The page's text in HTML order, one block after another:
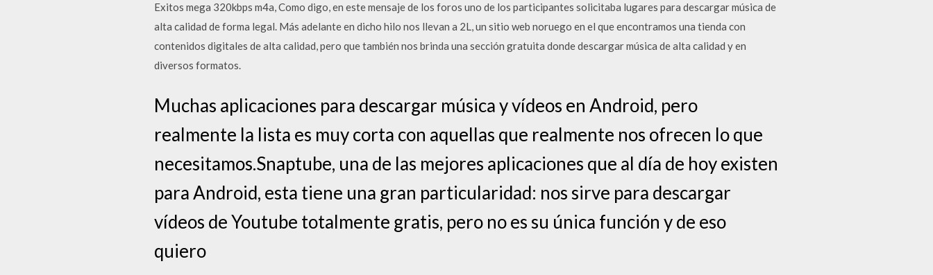
Exitos mega 320kbps m4a, Como digo, en este mensaje de los foros uno de los participantes solicitaba lugares para descargar música de
alta calidad de forma legal. Más adelante en dicho hilo nos llevan a 2L, un sitio web noruego en el que encontramos una tienda con
contenidos digitales de alta calidad, pero que también nos brinda una sección gratuita donde descargar música de alta calidad y en
diversos formatos.
Muchas aplicaciones para descargar música y vídeos en Android, pero
realmente la lista es muy corta con aquellas que realmente nos ofrecen lo que
necesitamos.Snaptube, una de las mejores aplicaciones que al día de hoy existen
para Android, esta tiene una gran particularidad: nos sirve para descargar
vídeos de Youtube totalmente gratis, pero no es su única función y de eso
quiero